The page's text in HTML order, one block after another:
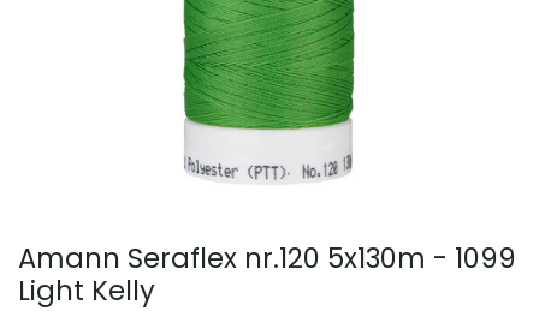
Amann Seraflex nr.120 5x130m - 1099
Light Kelly